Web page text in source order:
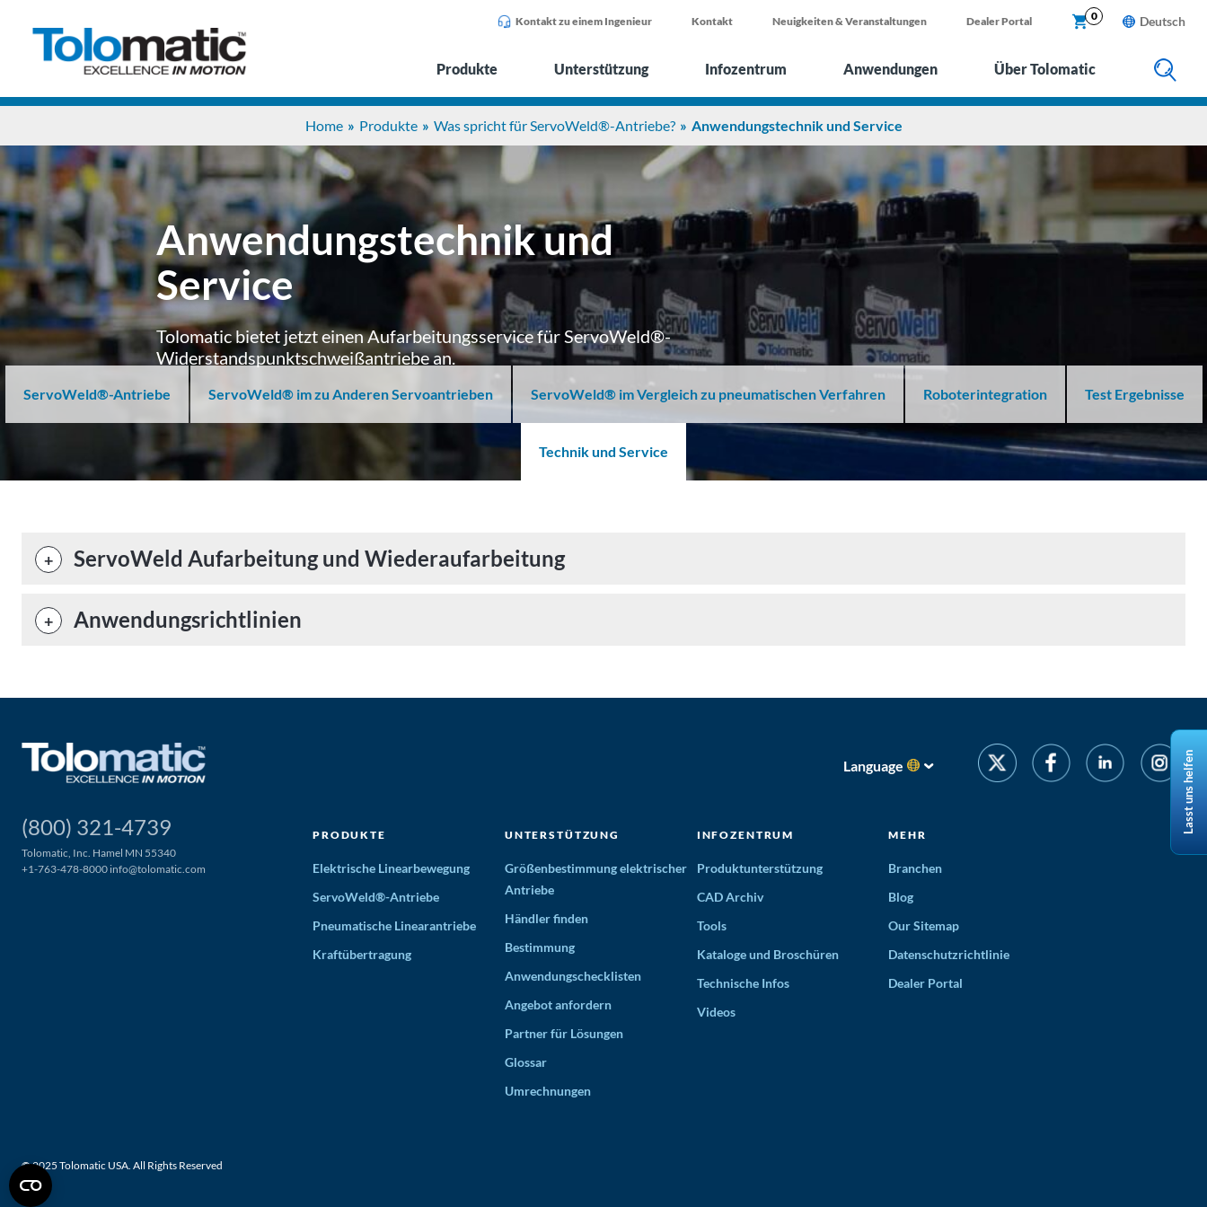
X
Kontakt zu einem Ingenieur Kontakt Neuigkeiten & Veranstaltungen Dealer Portal 0 Deutsch
Produkte Unterstützung Infozentrum Anwendungen Über Tolomatic
Home Produkte Was spricht für ServoWeld®-Antriebe? Anwendungstechnik und Service
Anwendungstechnik und
Service
Tolomatic bietet jetzt einen Aufarbeitungsservice für ServoWeld®-
Widerstandspunktschweißantriebe an.
ServoWeld®-Antriebe ServoWeld® im zu Anderen Servoantrieben ServoWeld® im Vergleich zu pneumatischen Verfahren Roboterintegration Test Ergebnisse
Technik und Service
ServoWeld Aufarbeitung und Wiederaufarbeitung
Anwendungsrichtlinien
Language
(800) 321-4739
Tolomatic, Inc. Hamel MN 55340
+1-763-478-8000 info@tolomatic.com
PRODUKTE
Elektrische Linearbewegung
ServoWeld®-Antriebe
Pneumatische Linearantriebe
Kraftübertragung
UNTERSTÜTZUNG
Größenbestimmung elektrischer
Antriebe
Händler finden
Bestimmung
Anwendungschecklisten
Angebot anfordern
Partner für Lösungen
Glossar
Umrechnungen
INFOZENTRUM
Produktunterstützung
CAD Archiv
Tools
Kataloge und Broschüren
Technische Infos
Videos
MEHR
Branchen
Blog
Our Sitemap
Datenschutzrichtlinie
Dealer Portal
© 2025 Tolomatic USA. All Rights Reserved
Lasst uns helfen